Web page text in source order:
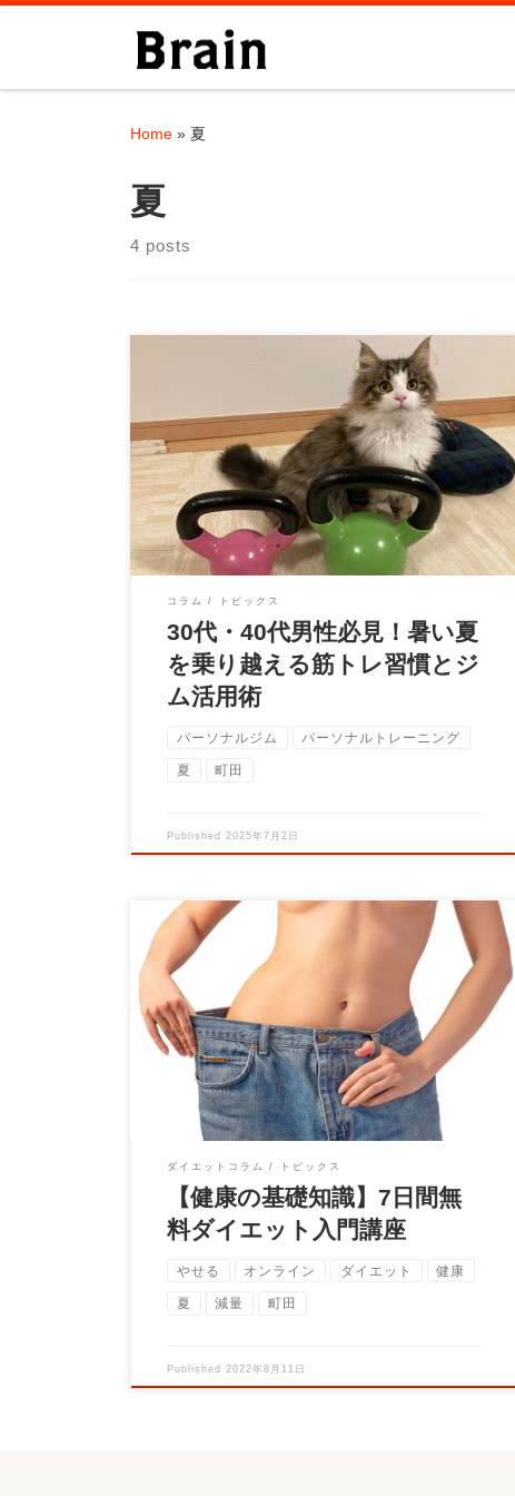
Skip to content
Home » 夏
夏
4 posts
暑い夏を乗り越えるためのウェイトトレーニ
ング戦略 〜30代〜50代のトレーニング男子へ
送る「夏バテし […]
コラム トピックス
30代・40代男性必見！暑い夏
を乗り越える筋トレ習慣とジ
ム活用術
パーソナルジム パーソナルトレーニング
夏 町田
Published 2025年7月2日
パーソナルトレーニングジムBrain代表トレー
ナーの大石圭太朗です！ 暑い日が続きます
ね！ &nbs […]
ダイエットコラム トピックス
【健康の基礎知識】7日間無
料ダイエット入門講座
やせる オンライン ダイエット 健康
夏 減量 町田
Published 2022年8月11日